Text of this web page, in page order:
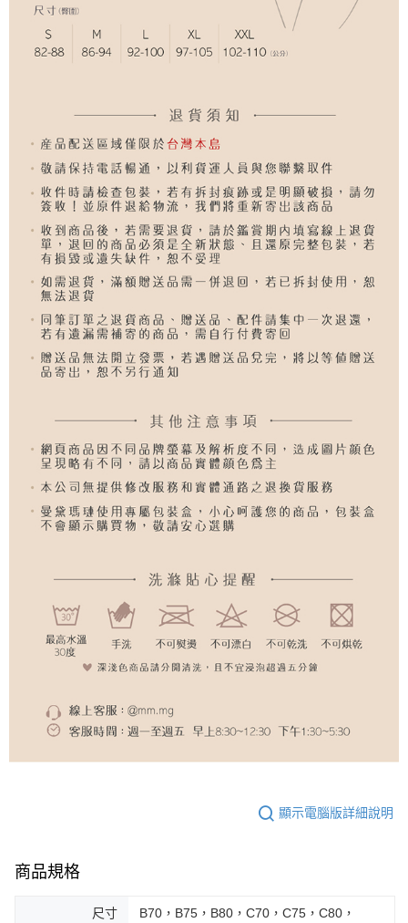
顯示電腦版詳細說明
商品規格
尺寸
B70，B75，B80，C70，C75，C80，